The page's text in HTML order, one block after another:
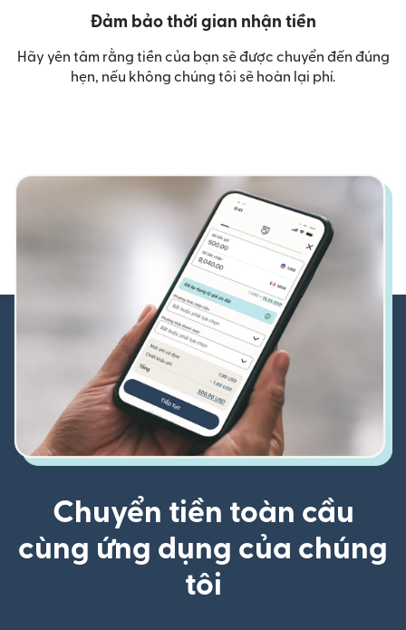
Đảm bảo thời gian nhận tiền
Hãy yên tâm rằng tiền của bạn sẽ được chuyển đến đúng
hẹn, nếu không chúng tôi sẽ hoàn lại phí.
Chuyển tiền toàn cầu
cùng ứng dụng của chúng
tôi